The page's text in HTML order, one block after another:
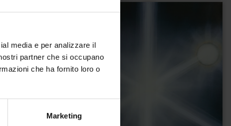
media e per analizzare il
partner che si occupano
che ha fornito loro o
Marketing